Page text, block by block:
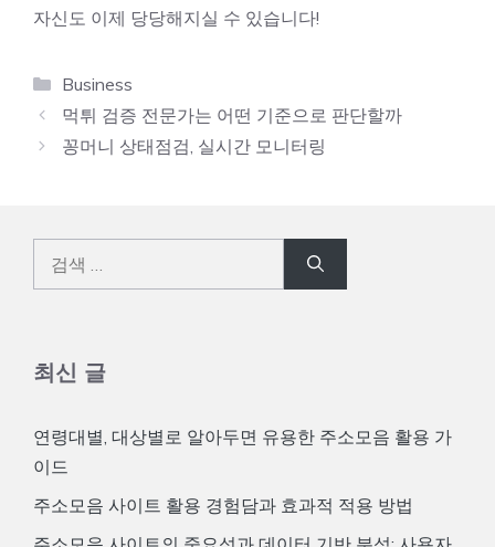
자신도 이제 당당해지실 수 있습니다!
카
테
리
Business
먹튀 검증 전문가는 어떤 기준으로 판단할까
꽁머니 상태점검, 실시간 모니터링
최신 글
연령대별, 대상별로 알아두면 유용한 주소모음 활용 가
이드
주소모음 사이트 활용 경험담과 효과적 적용 방법